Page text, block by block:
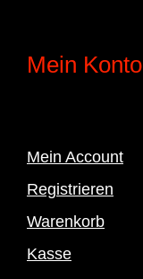
Mein Konto
Mein Account
Registrieren
Warenkorb
Kasse